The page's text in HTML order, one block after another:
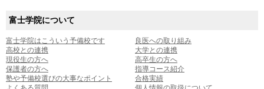
富士学院について
富士学院はこういう予備校です
良医への取り組み
高校との連携
大学との連携
現役生の方へ
高卒生の方へ
保護者の方へ
指導コース紹介
塾や予備校選びの大事なポイント
合格実績